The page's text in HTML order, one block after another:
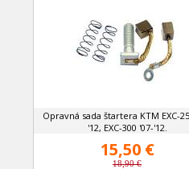
Opravná sada štartera KTM EXC-
'12, EXC-300 '07-'12.
15,50 €
18,90 €